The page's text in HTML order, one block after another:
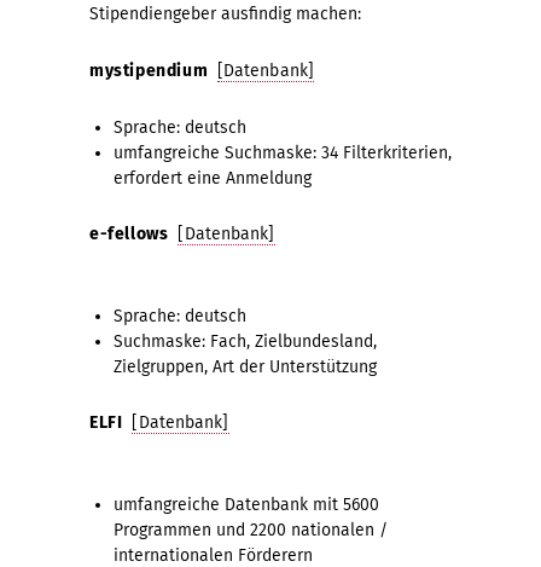
Stipendiengeber ausfindig machen:
mystipendium [Datenbank]
Sprache: deutsch
umfangreiche Suchmaske: 34 Filterkriterien,
erfordert eine Anmeldung
e-fellows [Datenbank]
Sprache: deutsch
Suchmaske: Fach, Zielbundesland,
Zielgruppen, Art der Unterstützung
ELFI [Datenbank]
umfangreiche Datenbank mit 5600
Programmen und 2200 nationalen /
internationalen Förderern